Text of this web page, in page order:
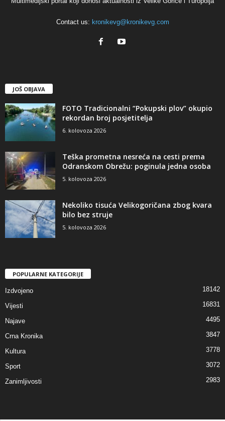
Contact us: kronikevg@kronikevg.com
JOŠ OBJAVA
FOTO Tradicionalni “Pokupski plov” okupio
rekordan broj posjetitelja
6. kolovoza 2026
Teška prometna nesreća na cesti prema
Odranskom Obrežu: poginula jedna osoba
5. kolovoza 2026
Nekoliko tisuća Velikogoričana zbog kvara
bilo bez struje
5. kolovoza 2026
POPULARNE KATEGORIJE
Izdvojeno 18142
Vijesti 16831
Najave 4495
Crna Kronika 3847
Kultura 3778
Sport 3072
Zanimljivosti 2983